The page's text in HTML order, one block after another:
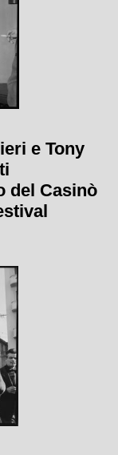
e Tony
del Casinò